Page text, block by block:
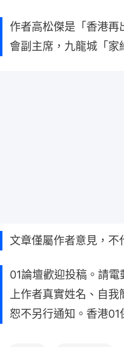
作者高松傑是「香港再
會副主席，九龍城「家
文章僅屬作者意見，不
01論壇歡迎投稿。請
上作者真實姓名、自我
恕不另行通知。香港01